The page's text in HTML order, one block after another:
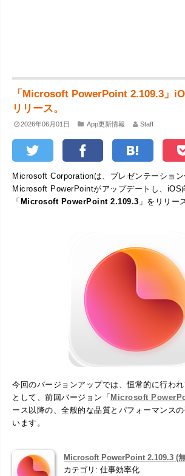
「Microsoft PowerPoint 2.109.3」
リリース。
2026年06月01日 App更新情報 Staff
Microsoft Corporationは、プレゼンテーション
Microsoft PowerPointがアップデートし、iOS
「Microsoft PowerPoint 2.109.3 」をリリー
今回のバージョンアップでは、恒常的に行わ
として、前回バージョン「Microsoft
ース以降の、全般的な品質とパフォーマンス
います。
Microsoft PowerPoint 2.109.3 (
カテゴリ: 仕事効率化